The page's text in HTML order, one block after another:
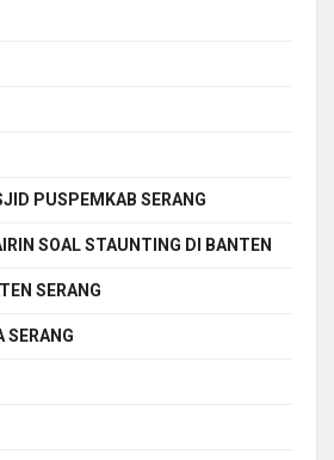
PUSPEMKAB SERANG
SOAL STAUNTING DI BANTEN
SERANG
SERANG